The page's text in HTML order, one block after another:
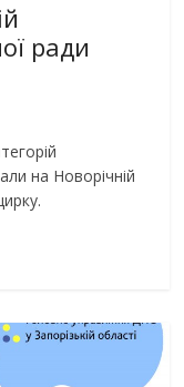
ради
на Новорічній